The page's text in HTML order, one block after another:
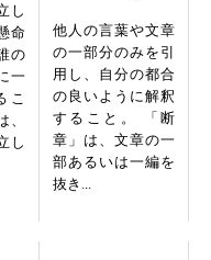
し
命
の
一
こ
、
し
他人の言葉や文章
の一部分のみを引
用し、自分の都合
の良いように解釈
すること。 「断
章」は、文章の一
部あるいは一編を
抜き...